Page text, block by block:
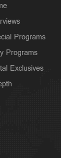
കൂടുതല്‍
Programs
Programs
Exclusives